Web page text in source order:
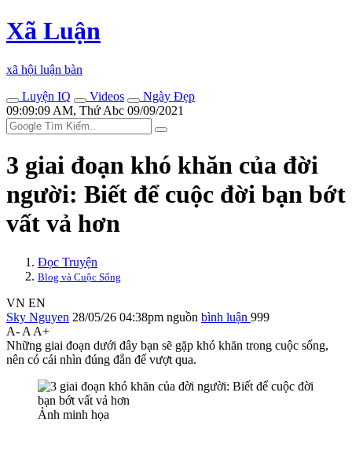
Xã Luận
xã hội luận bàn
Luyện IQ
Videos
Ngày Đẹp
09:09:09 AM, Thứ Abc 09/09/2021
3 giai đoạn khó khăn của đời
người: Biết để cuộc đời bạn bớt
vất vả hơn
Đọc Truyện
Blog và Cuộc Sống
VN EN
Sky Nguyen 28/05/26 04:38pm nguồn bình luận 999
A- A A+
Những giai đoạn dưới đây bạn sẽ gặp khó khăn trong cuộc sống,
nên có cái nhìn đúng đắn để vượt qua.
Ảnh minh họa